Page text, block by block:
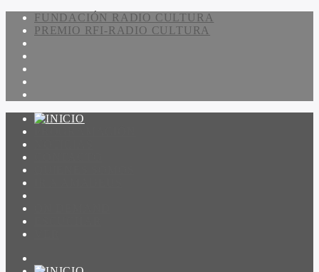
FUNDACIÓN RADIO CULTURA
PREMIO RFI-RADIO CULTURA